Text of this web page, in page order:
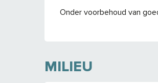
Onder voorbehoud van
MILIEU